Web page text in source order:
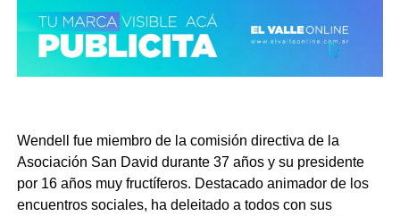
Wendell fue miembro de la comisión directiva de la
Asociación San David durante 37 años y su presidente
por 16 años muy fructíferos. Destacado animador de los
encuentros sociales, ha deleitado a todos con sus